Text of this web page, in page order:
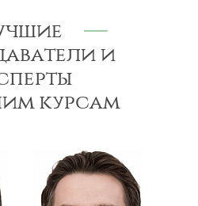
и
курсам